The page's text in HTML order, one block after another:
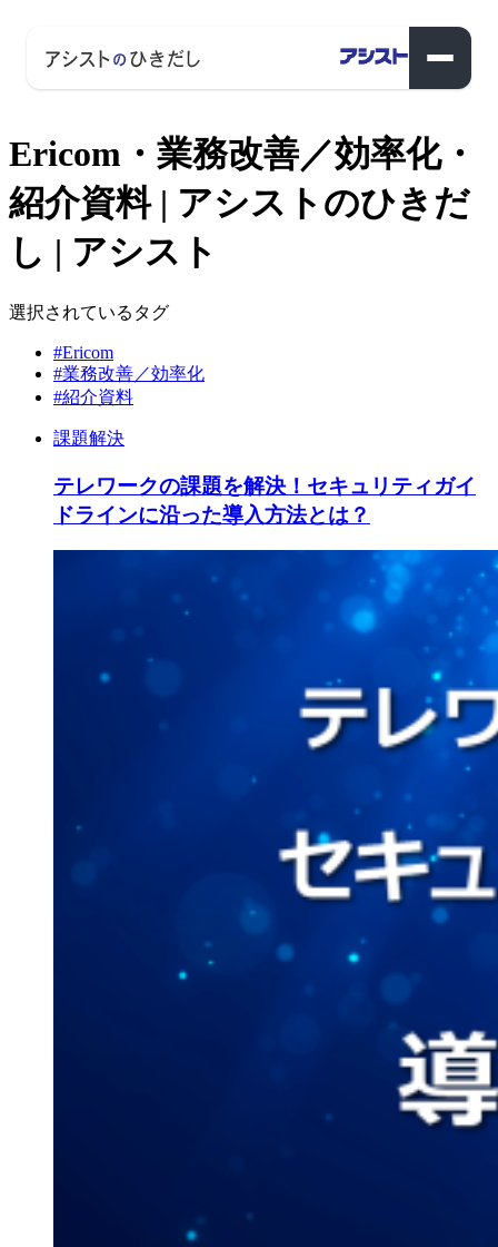
Ericom・業務改善／効率化・
紹介資料 | アシストのひきだ
し | アシスト
選択されているタグ
#Ericom
#業務改善／効率化
#紹介資料
課題解決
テレワークの課題を解決！セキュリティガイ
ドラインに沿った導入方法とは？